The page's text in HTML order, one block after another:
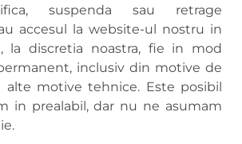
suspenda sau retrage
accesul la website-ul nostru in
la discretia noastra, fie in mod
inclusiv din motive de
alte motive tehnice. Este posibil
in prealabil, dar nu ne asumam